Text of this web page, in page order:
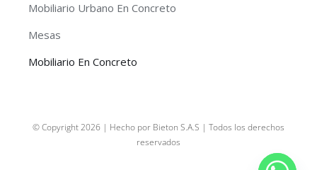
Mobiliario Urbano En Concreto
Mesas
Mobiliario En Concreto
© Copyright 2026 | Hecho por Bieton S.A.S | Todos los derechos
reservados